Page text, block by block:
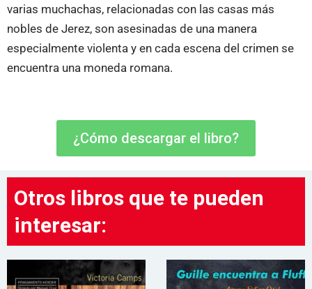
varias muchachas, relacionadas con las casas más
nobles de Jerez, son asesinadas de una manera
especialmente violenta y en cada escena del crimen se
encuentra una moneda romana.
¿Cómo descargar el libro?
Otros libros que te pueden
interesar: